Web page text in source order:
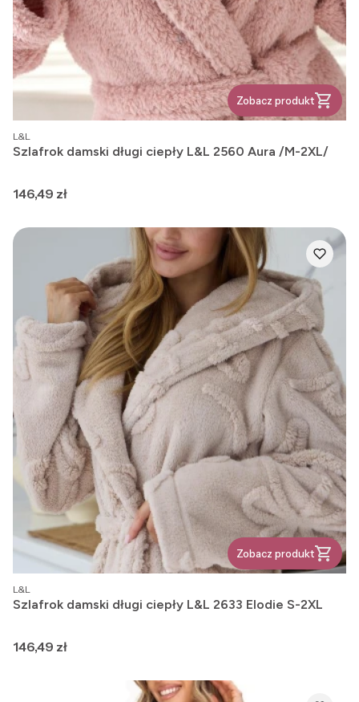
Zobacz produkt
PRODUCENT
L&L
Szlafrok damski długi ciepły L&L 2560 Aura /M-2XL/
Cena
146,49 zł
Zobacz produkt
PRODUCENT
L&L
Szlafrok damski długi ciepły L&L 2633 Elodie S-2XL
Cena
146,49 zł